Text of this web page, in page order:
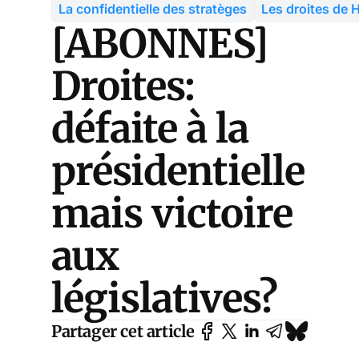
La confidentielle des stratèges Les droites de
[ABONNES]
Droites:
défaite à la
présidentielle
mais victoire
aux
législatives?
Partager cet article